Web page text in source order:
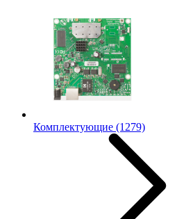
Комплектующие (1279)